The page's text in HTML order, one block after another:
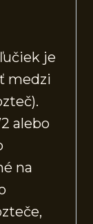
je
medzi
alebo
na